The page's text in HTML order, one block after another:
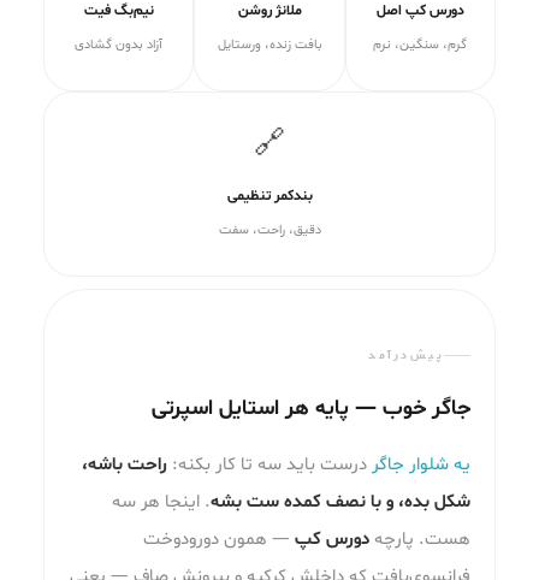
دورس کپ اصل
گرم، سنگین، نرم
ملانژ روشن
بافت زنده، ورستایل
نیم‌بگ فیت
آزاد بدون گشادی
🔗
بندکمر تنظیمی
دقیق، راحت، سفت
پیش‌درآمد
جاگر خوب — پایه هر استایل اسپرتی
یه شلوار جاگر درست باید سه تا کار بکنه: راحت باشه،
شکل بده، و با نصف کمده ست بشه. اینجا هر سه
هست. پارچه دورس کپ — همون دورو‌دوخت